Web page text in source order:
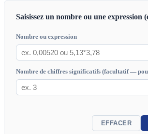
Saisissez un nombre ou une expression
Nombre ou expression
Nombre de chiffres significatifs (facultatif —
EFFACER